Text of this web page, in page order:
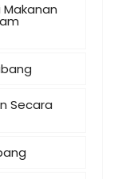
Secara